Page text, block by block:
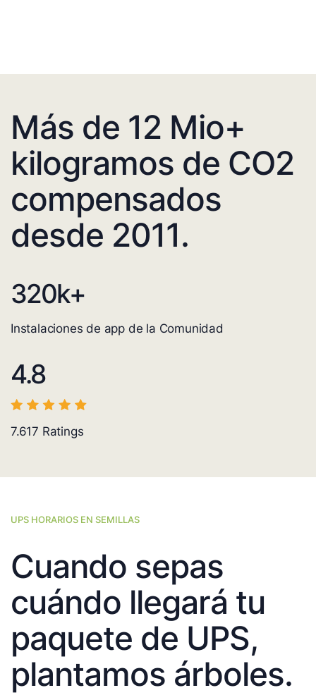
Más de 12 Mio+
kilogramos de CO2
compensados
desde 2011.
320k+
Instalaciones de app de la Comunidad
4.8
7.617 Ratings
UPS HORARIOS EN SEMILLAS
Cuando sepas
cuándo llegará tu
paquete de UPS,
plantamos árboles.